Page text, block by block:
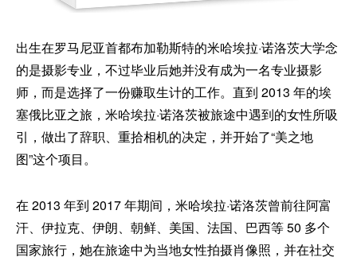
出生在罗马尼亚首都布加勒斯特的米哈埃拉·诺洛茨大学念
的是摄影专业，不过毕业后她并没有成为一名专业摄影
师，而是选择了一份赚取生计的工作。直到 2013 年的埃
塞俄比亚之旅，米哈埃拉·诺洛茨被旅途中遇到的女性所吸
引，做出了辞职、重拾相机的决定，并开始了“美之地
图”这个项目。
在 2013 年到 2017 年期间，米哈埃拉·诺洛茨曾前往阿富
汗、伊拉克、伊朗、朝鲜、美国、法国、巴西等 50 多个
国家旅行，她在旅途中为当地女性拍摄肖像照，并在社交